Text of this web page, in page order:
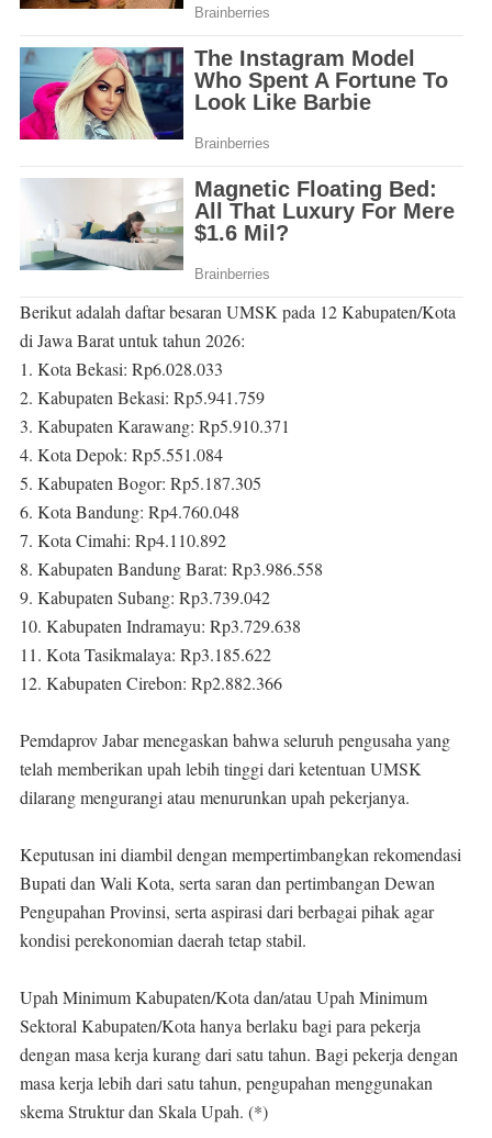
Berikut adalah daftar besaran UMSK pada 12 Kabupaten/Kota
di Jawa Barat untuk tahun 2026:
1. Kota Bekasi: Rp6.028.033
2. Kabupaten Bekasi: Rp5.941.759
3. Kabupaten Karawang: Rp5.910.371
4. Kota Depok: Rp5.551.084
5. Kabupaten Bogor: Rp5.187.305
6. Kota Bandung: Rp4.760.048
7. Kota Cimahi: Rp4.110.892
8. Kabupaten Bandung Barat: Rp3.986.558
9. Kabupaten Subang: Rp3.739.042
10. Kabupaten Indramayu: Rp3.729.638
11. Kota Tasikmalaya: Rp3.185.622
12. Kabupaten Cirebon: Rp2.882.366
Pemdaprov Jabar menegaskan bahwa seluruh pengusaha yang
telah memberikan upah lebih tinggi dari ketentuan UMSK
dilarang mengurangi atau menurunkan upah pekerjanya.
Keputusan ini diambil dengan mempertimbangkan rekomendasi
Bupati dan Wali Kota, serta saran dan pertimbangan Dewan
Pengupahan Provinsi, serta aspirasi dari berbagai pihak agar
kondisi perekonomian daerah tetap stabil.
Upah Minimum Kabupaten/Kota dan/atau Upah Minimum
Sektoral Kabupaten/Kota hanya berlaku bagi para pekerja
dengan masa kerja kurang dari satu tahun. Bagi pekerja dengan
masa kerja lebih dari satu tahun, pengupahan menggunakan
skema Struktur dan Skala Upah. (*)